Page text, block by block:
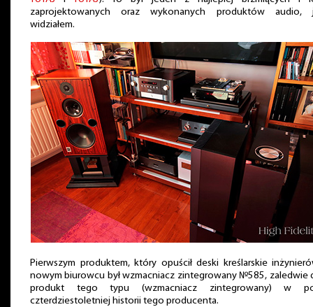
zaprojektowanych oraz wykonanych produktów audio,
widziałem.
Pierwszym produktem, który opuścił deski kreślarskie
nowym biurowcu był wzmacniacz zintegrowany №585, zaledwie
produkt tego typu (wzmacniacz zintegrowany) w
czterdziestoletniej historii tego producenta.